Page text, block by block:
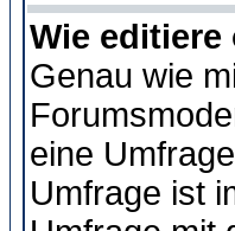
Wie
Genau wie
eine
Umfrage ist